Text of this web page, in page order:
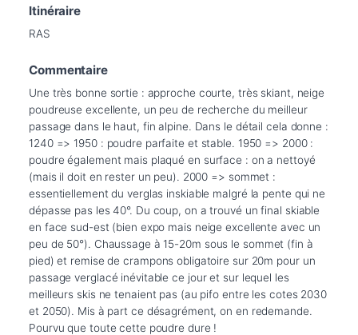
Itinéraire
RAS
Commentaire
Une très bonne sortie : approche courte, très skiant, neige
poudreuse excellente, un peu de recherche du meilleur
passage dans le haut, fin alpine. Dans le détail cela donne :
1240 => 1950 : poudre parfaite et stable. 1950 => 2000 :
poudre également mais plaqué en surface : on a nettoyé
(mais il doit en rester un peu). 2000 => sommet :
essentiellement du verglas inskiable malgré la pente qui ne
dépasse pas les 40°. Du coup, on a trouvé un final skiable
en face sud-est (bien expo mais neige excellente avec un
peu de 50°). Chaussage à 15-20m sous le sommet (fin à
pied) et remise de crampons obligatoire sur 20m pour un
passage verglacé inévitable ce jour et sur lequel les
meilleurs skis ne tenaient pas (au pifo entre les cotes 2030
et 2050). Mis à part ce désagrément, on en redemande.
Pourvu que toute cette poudre dure !